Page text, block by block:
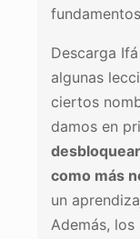
Descarga
algunas
ciertos
damos en
como más
un
Además,